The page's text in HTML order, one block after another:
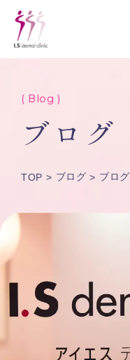
( Blog )
ブログ
TOP ブログ ブログ